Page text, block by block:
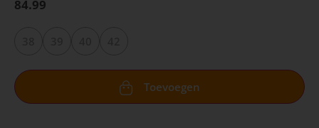
84.99
Toevoegen